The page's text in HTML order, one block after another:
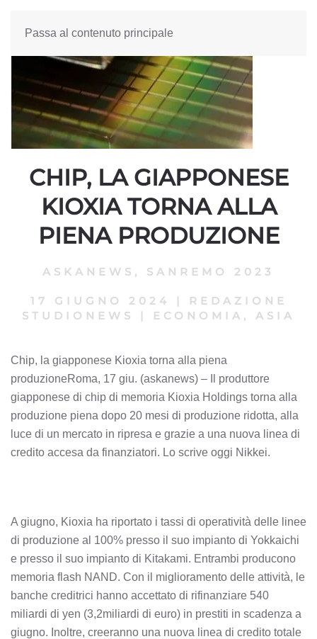
Passa al contenuto principale
CHIP, LA GIAPPONESE
KIOXIA TORNA ALLA
PIENA PRODUZIONE
ASKANEWS , SANREMO 2023
17 GIUGNO 2024 |
REDAZIONE
STUDIONEWS
| ECONOMIA, ASIA
Chip, la giapponese Kioxia torna alla piena
produzioneRoma, 17 giu. (askanews) – Il produttore
giapponese di chip di memoria Kioxia Holdings torna alla
produzione piena dopo 20 mesi di produzione ridotta, alla
luce di un mercato in ripresa e grazie a una nuova linea di
credito accesa da finanziatori. Lo scrive oggi Nikkei.
A giugno, Kioxia ha riportato i tassi di operatività delle linee
di produzione al 100% presso il suo impianto di Yokkaichi
e presso il suo impianto di Kitakami. Entrambi producono
memoria flash NAND. Con il miglioramento delle attività, le
banche creditrici hanno accettato di rifinanziare 540
miliardi di yen (3,2miliardi di euro) in prestiti in scadenza a
giugno. Inoltre, creeranno una nuova linea di credito totale